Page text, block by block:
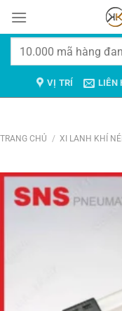
đến
Tìm
VỊ TRÍ LIÊN
TRANG CHỦ / XI LANH KHÍ